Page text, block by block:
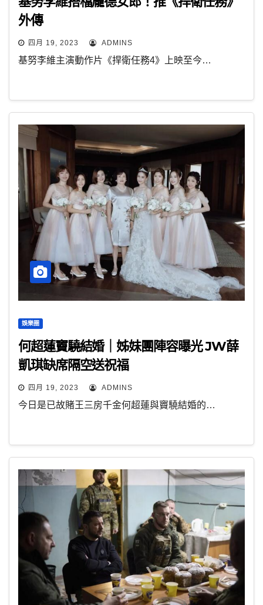
外傳
四月 19, 2023 ADMINS
基努李維主演動作片《捍衛任務4》上映至今…
娛樂圈
何超蓮竇驍結婚｜姊妹團陣容曝光 JW薛
凱琪缺席隔空送祝福
四月 19, 2023 ADMINS
今日是已故賭王三房千金何超蓮與竇驍結婚的…